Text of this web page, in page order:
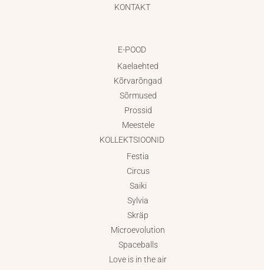
KONTAKT
E-POOD
Kaelaehted
Kõrvarõngad
Sõrmused
Prossid
Meestele
KOLLEKTSIOONID
Festia
Circus
Saiki
Sylvia
Skräp
Microevolution
Spaceballs
Love is in the air